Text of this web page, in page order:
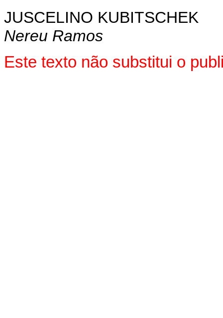
JUSCELINO KUBITSCHEK
Nereu Ramos
Este texto não substitui o